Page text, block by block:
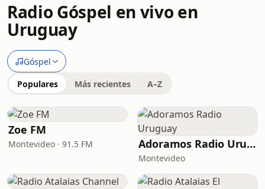
Radio Góspel en vivo en
Uruguay
Góspel
Populares Más recientes A–Z
Zoe FM
Montevideo · 91.5 FM Adoramos Radio Uruguay
Montevideo